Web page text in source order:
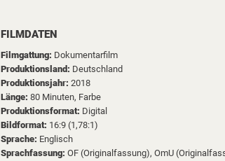
FILMDATEN
Filmgattung: Dokumentarfilm
Produktionsland: Deutschland
Produktionsjahr: 2018
Länge: 80 Minuten, Farbe
Produktionsformat: Digital
Bildformat: 16:9 (1,78:1)
Sprache: Englisch
Sprachfassung: OF (Originalfassung), OmU